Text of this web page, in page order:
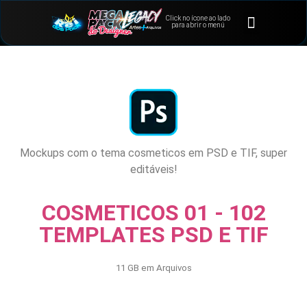
Click no ícone ao lado
para abrir o menú
Mockups com o tema cosmeticos em PSD e TIF, super
editáveis!
COSMETICOS 01 - 102
TEMPLATES PSD E TIF
11 GB em Arquivos